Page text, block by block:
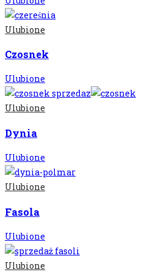
Ulubione
Czosnek
Ulubione
Ulubione
Dynia
Ulubione
Ulubione
Fasola
Ulubione
Ulubione